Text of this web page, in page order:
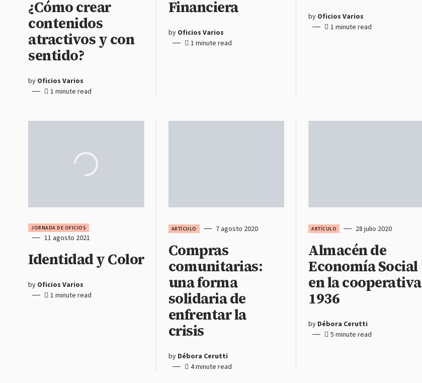
¿Cómo crear
contenidos
atractivos y con
sentido?
by Oficios Varios
1 minute read
Financiera
by Oficios Varios
1 minute read
by Oficios Varios
1 minute read
JORNADA DE OFICIOS
11 agosto 2021
Identidad y Color
by Oficios Varios
1 minute read
ARTÍCULO 7 agosto 2020
Compras
comunitarias:
una forma
solidaria de
enfrentar la
crisis
by Débora Cerutti
4 minute read
ARTÍCULO 28 julio 2020
Almacén de
Economía Social
en la cooperativa
1936
by Débora Cerutti
5 minute read